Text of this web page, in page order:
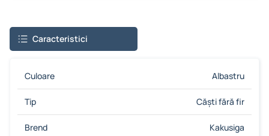
Caracteristici
Culoare Albastru
Tip Căști fără fir
Brend Kakusiga